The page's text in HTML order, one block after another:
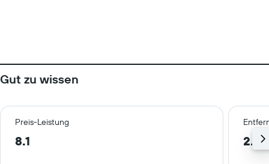
Gut zu wissen
Preis-Leistung
8.1 2.9